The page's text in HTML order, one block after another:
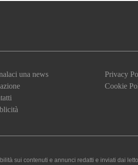
una news
Privacy
Cookie
sui contenuti e annunci redatti e inviati dai